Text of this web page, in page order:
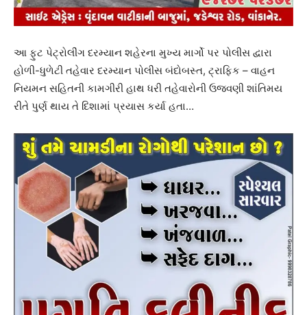
આ ફુટ પેટ્રોલીંગ દરમ્યાન શહેરના મુખ્ય માર્ગો પર પોલીસ દ્વારા
હોળી-ધુળેટી તહેવાર દરમ્યાન પોલીસ બંદોબસ્ત, ટ્રાફિક – વાહન
નિયમન સહિતની કામગીરી હાથ ધરી તહેવારોની ઉજવણી શાંતિમય
રીતે પુર્ણ થાય તે દિશામાં પ્રયાસ કર્યા હતા…